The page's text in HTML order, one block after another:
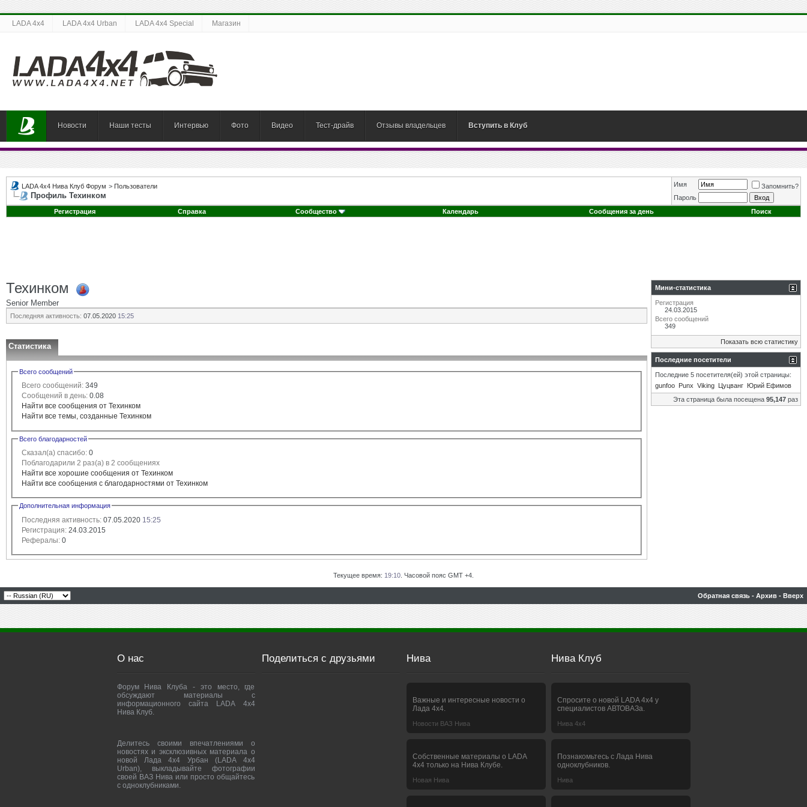
LADA 4x4 LADA 4x4 Urban LADA 4x4 Special Магазин
Новости Наши тесты Интервью Фото Видео Тест-драйв Отзывы владельцев Вступить в Клуб
LADA 4x4 Нива Клуб Форум > Пользователи
Профиль Техинком
Имя
Запомнить?
Пароль
Регистрация
Справка Сообщество Календарь Сообщения за день Поиск
Техинком
Senior Member
Последняя активность: 07.05.2020 15:25
Статистика
Всего сообщений
Всего сообщений: 349
Сообщений в день: 0.08
Найти все сообщения от Техинком
Найти все темы, созданные Техинком
Всего благодарностей
Сказал(а) спасибо: 0
Поблагодарили 2 раз(а) в 2 сообщениях
Найти все хорошие сообщения от Техинком
Найти все сообщения с благодарностями от Техинком
Дополнительная информация
Последняя активность: 07.05.2020 15:25
Регистрация: 24.03.2015
Рефералы: 0
Мини-статистика
Регистрация
24.03.2015
Всего сообщений
349
Показать всю статистику
Последние посетители
Последние 5 посетителя(ей) этой страницы:
gunfoo Punx Viking Цуцванг Юрий Ефимов
Эта страница была посещена 95,147 раз
Текущее время: 19:10 . Часовой пояс GMT +4.
Обратная связь - Архив - Вверх
О нас
Форум Нива Клуба - это место, где
обсуждают материалы с
информационного сайта LADA 4x4
Нива Клуб.
Делитесь своими впечатлениями о
новостях и эксклюзивных материала о
новой Лада 4х4 Урбан (LADA 4x4
Urban), выкладывайте фотографии
своей ВАЗ Нива или просто общайтесь
с одноклубниками.
Поделиться с друзьями Нива
Важные и интересные новости о
Лада 4х4.
Новости ВАЗ Нива
Собственные материалы о LADA
4x4 только на Нива Клубе.
Новая Нива
Нива Клуб
Спросите о новой LADA 4x4 у
специалистов АВТОВАЗа.
Нива 4х4
Познакомьтесь с Лада Нива
одноклубников.
Нива